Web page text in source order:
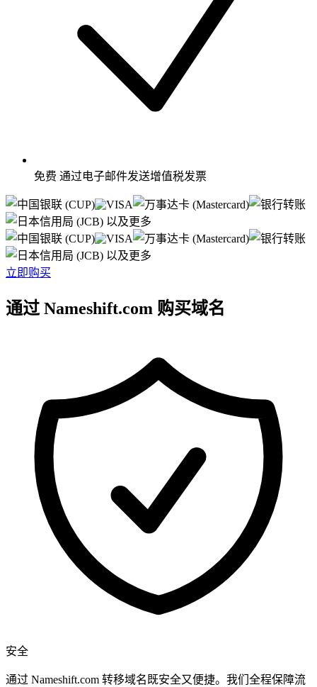
免费 通过电子邮件发送增值税发票
以及更多
以及更多
立即购买
通过 Nameshift.com 购买域名
安全
通过 Nameshift.com 转移域名既安全又便捷。我们全程保障流